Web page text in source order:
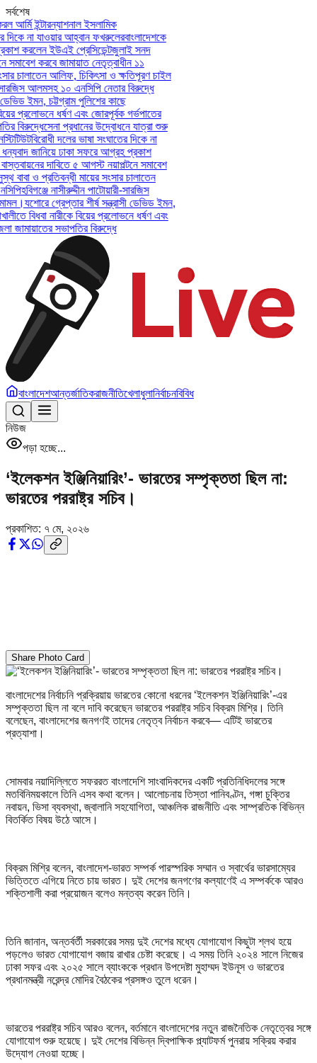
সর্বশেষ
ইন্টারন্যাশনাল ইসলামিক
না যাওয়ার আহ্বান ফখরুলেরবাংলাদেশকে
করলেন ইউএই প্রেসিডেন্টজুলাই সনদ
করবে জামায়াত নেতৃত্বাধীন ১১
চালাতেন আলিফ, চিকিৎসা ও ক্ষতিপূরণ চাইল
আলমসহ ১০ এনসিপি নেতার বিরুদ্ধে
ইমন, চট্টগ্রাম পুলিশের কাছে
প্রলোভনে ধর্ষণ এবং জোরপূর্বক গর্ভপাতের
বিরুদ্ধেসেনা প্রধানের উদ্বোধনে যাত্রা শুরু
বিরোধী দলের ভাষা সংঘাতের দিকে না
জানিয়ে ঢাকা সফরে আগ্রহ প্রকাশ
দাবিতে ৫ আগস্ট নয়াপল্টনে সমাবেশ
ও প্রতিবন্ধী মায়ের সংসার চালাতেন
হবিগঞ্জে নাসীরুদ্দীন পাটোয়ারী-সারজিস
যশোরে গ্রেপ্তার শীর্ষ সন্ত্রাসী ডেভিড ইমন,
বিধবা নারীকে বিয়ের প্রলোভনে ধর্ষণ এবং
সভাপতির বিরুদ্ধে
বাংলাদেশআন্তর্জাতিকরাজনীতিখেলাধুলানির্বাচনবিবিধ
নিউজ
পড়া হচ্ছে...
‘ইলেকশন ইঞ্জিনিয়ারিং’- ভারতের সম্পৃক্ততা ছিল না:
ভারতের পররাষ্ট্র সচিব।
প্রকাশিত: ৭ মে, ২০২৬
Share Photo Card
বাংলাদেশের নির্বাচনি প্রক্রিয়ায় ভারতের কোনো ধরনের ‘ইলেকশন ইঞ্জিনিয়ারিং’-এর
সম্পৃক্ততা ছিল না বলে দাবি করেছেন ভারতের পররাষ্ট্র সচিব বিক্রম মিশ্রি। তিনি
বলেছেন, বাংলাদেশের জনগণই তাদের নেতৃত্ব নির্বাচন করবে— এটিই ভারতের
প্রত্যাশা।
সোমবার নয়াদিল্লিতে সফররত বাংলাদেশি সাংবাদিকদের একটি প্রতিনিধিদলের সঙ্গে
মতবিনিময়কালে তিনি এসব কথা বলেন। আলোচনায় তিস্তা পানিবণ্টন, গঙ্গা চুক্তির
নবায়ন, ভিসা ব্যবস্থা, জ্বালানি সহযোগিতা, আঞ্চলিক রাজনীতি এবং সাম্প্রতিক বিভিন্ন
বিতর্কিত বিষয় উঠে আসে।
বিক্রম মিশ্রি বলেন, বাংলাদেশ-ভারত সম্পর্ক পারস্পরিক সম্মান ও স্বার্থের ভারসাম্যের
ভিত্তিতে এগিয়ে নিতে চায় ভারত। দুই দেশের জনগণের কল্যাণেই এ সম্পর্ককে আরও
শক্তিশালী করা প্রয়োজন বলেও মন্তব্য করেন তিনি।
তিনি জানান, অন্তর্বর্তী সরকারের সময় দুই দেশের মধ্যে যোগাযোগ কিছুটা শ্লথ হয়ে
পড়লেও ভারত যোগাযোগ বজায় রাখার চেষ্টা করেছে। এ সময় তিনি ২০২৪ সালে নিজের
ঢাকা সফর এবং ২০২৫ সালে ব্যাংককে প্রধান উপদেষ্টা মুহাম্মদ ইউনূস ও ভারতের
প্রধানমন্ত্রী নরেন্দ্র মোদির বৈঠকের প্রসঙ্গও তুলে ধরেন।
ভারতের পররাষ্ট্র সচিব আরও বলেন, বর্তমানে বাংলাদেশের নতুন রাজনৈতিক নেতৃত্বের সঙ্গে
যোগাযোগ শুরু হয়েছে। দুই দেশের বিভিন্ন দ্বিপাক্ষিক প্ল্যাটফর্ম পুনরায় সক্রিয় করার
উদ্যোগ নেওয়া হচ্ছে।